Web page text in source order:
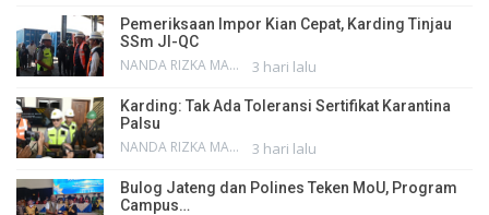
Pemeriksaan Impor Kian Cepat, Karding Tinjau
SSm JI-QC
NANDA RIZKA MAHENDRA 3 hari lalu
Karding: Tak Ada Toleransi Sertifikat Karantina
Palsu
NANDA RIZKA MAHENDRA 3 hari lalu
Bulog Jateng dan Polines Teken MoU, Program
Campus…